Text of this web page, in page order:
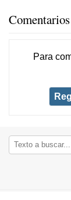
Comentarios
Para